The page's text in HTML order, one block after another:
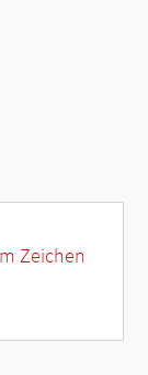
Zeichen